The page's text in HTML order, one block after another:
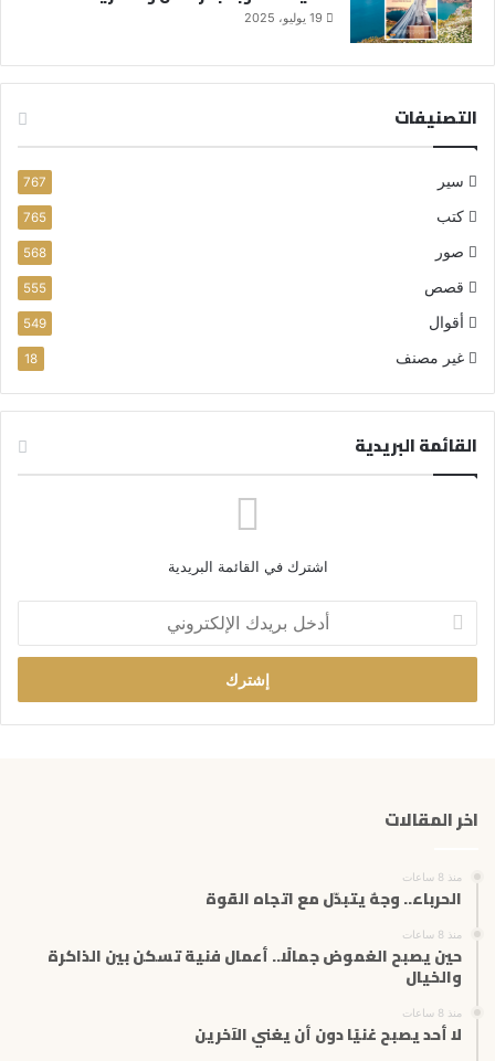
19 يوليو، 2025
التصنيفات
سير 767
كتب 765
صور 568
قصص 555
أقوال 549
غير مصنف 18
القائمة البريدية
اشترك في القائمة البريدية
خ
ب
ر
ا
ت
اخر المقالات
منذ 8 ساعات
الحرباء.. وجهٌ يتبدّل مع اتجاه القوة
منذ 8 ساعات
حين يصبح الغموض جمالًا.. أعمال فنية تسكن بين الذاكرة
والخيال
منذ 8 ساعات
لا أحد يصبح غنيًا دون أن يغني الآخرين